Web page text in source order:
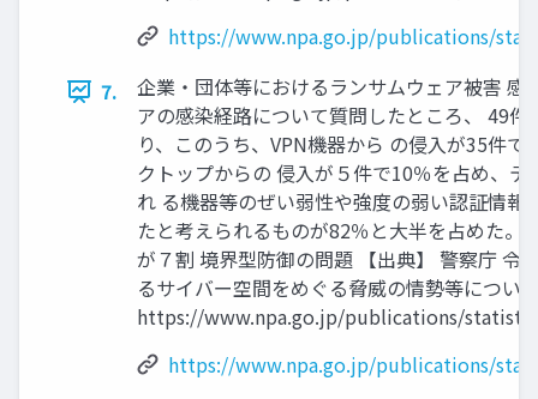
https://www.npa.go.jp/publications/
7.
企業・団体等におけるランサムウェア被害 感
アの感染経路について質問したところ、 49件
り、このうち、VPN機器から の侵入が35件で
クトップからの 侵入が５件で10％を占め、
れ る機器等のぜい弱性や強度の弱い認証情報
たと考えられるものが82％と大半を占めた。
が７割 境界型防御の問題 【出典】 警察庁 令
るサイバー空間をめぐる脅威の情勢等につい
https://www.npa.go.jp/publications/
https://www.npa.go.jp/publications/